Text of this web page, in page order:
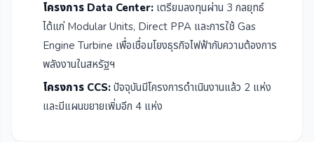
โครงการ Data Center: เตรียมลงทุนผ่าน 3 กลยุทธ์
ได้แก่ Modular Units, Direct PPA และการใช้ Gas
Engine Turbine เพื่อเชื่อมโยงธุรกิจไฟฟ้ากับความต้องการ
พลังงานในสหรัฐฯ
โครงการ CCS: ปัจจุบันมีโครงการดำเนินงานแล้ว 2 แห่ง
และมีแผนขยายเพิ่มอีก 4 แห่ง